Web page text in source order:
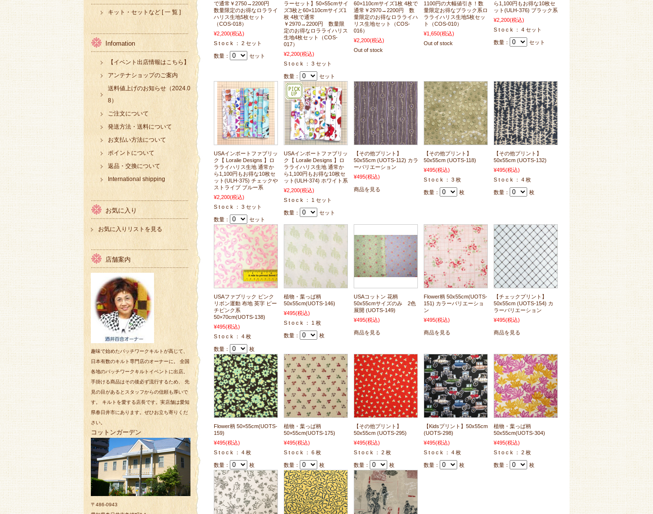
で通常￥2750→2200円
数量限定のお得なロラライ
ハリス生地5枚セット
（COS-018）
¥2,200(税込)
S t o c k ： 2 セット
数量： セット
ラーセット】50×55cmサイ
ズ3枚と60×110cmサイズ1
枚 4枚で通常
￥2970→2200円 数量限
定のお得なロラライハリス
生地4枚セット（COS-
017）
¥2,200(税込)
S t o c k ： 3 セット
数量： セット
60×110cmサイズ1枚 4枚で
通常￥2970→2200円 数
量限定のお得なロラライハ
リス生地セット（COS-
016）
¥2,200(税込)
Out of stock
1100円の大幅値引き！数
量限定お得なブラック系ロ
ラライハリス生地5枚セッ
ト（COS-010）
¥1,650(税込)
Out of stock
ら1,100円もお得な10枚セ
ット(ULH-376) ブラック系
¥2,200(税込)
S t o c k ： 4 セット
数量： セット
USAインポートファブリッ
ク【 Loralie Designs 】ロ
ラライハリス生地 通常か
ら1,100円もお得な10枚セ
ット(ULH-375) チェックや
ストライプ ブルー系
¥2,200(税込)
S t o c k ： 3 セット
数量： セット
USAインポートファブリッ
ク【 Loralie Designs 】ロ
ラライハリス生地 通常か
ら1,100円もお得な10枚セ
ット(ULH-374) ホワイト系
¥2,200(税込)
S t o c k ： 1 セット
数量： セット
【その他プリント】
50x55cm (UOTS-112) カラ
ーバリエーション
¥495(税込)
商品を見る
【その他プリント】
50x55cm (UOTS-118)
¥495(税込)
S t o c k ： 3 枚
数量： 枚
【その他プリント】
50x55cm (UOTS-132)
¥495(税込)
S t o c k ： 4 枚
数量： 枚
USAファブリック ピンク
リボン運動 布地 英字 ピー
チピンク系
50×70cm(UOTS-138)
¥495(税込)
S t o c k ： 4 枚
数量： 枚
植物・葉っぱ柄
50x55cm(UOTS-146)
¥495(税込)
S t o c k ： 1 枚
数量： 枚
USAコットン 花柄
50x55cmサイズのみ 2色
展開 (UOTS-149)
¥495(税込)
商品を見る
Flower柄 50x55cm(UOTS-
151) カラーバリエーショ
ン
¥495(税込)
商品を見る
【チェックプリント】
50x55cm (UOTS-154) カ
ラーバリエーション
¥495(税込)
商品を見る
Flower柄 50×55cm(UOTS-
159)
¥495(税込)
S t o c k ： 4 枚
数量： 枚
植物・葉っぱ柄
50×55cm(UOTS-175)
¥495(税込)
S t o c k ： 6 枚
数量： 枚
【その他プリント】
50x55cm (UOTS-295)
¥495(税込)
S t o c k ： 2 枚
数量： 枚
【Kidsプリント】50x55cm
(UOTS-298)
¥495(税込)
S t o c k ： 4 枚
数量： 枚
植物・葉っぱ柄
50x55cm(UOTS-304)
¥495(税込)
S t o c k ： 2 枚
数量： 枚
キット・セットなど [ 一 覧 ]
Infomation
【イベント出店情報はこちら】
アンテナショップのご案内
送料値上げのお知らせ（2024.0
8）
ご注文について
発送方法・送料について
お支払い方法について
ポイントについて
返品・交換について
International shipping
お気に入り
お気に入りリストを見る
店舗案内
趣味で始めたパッチワークキルトが高じて、
日本有数のキルト専門店のオーナーに。 全国
各地のパッチワークキルトイベントに出店。
手掛ける商品はその後必ず流行するため、 先
見の目があるとスタッフからの信頼も厚いで
す。 キルトを愛する店長です。実店舗は愛知
県春日井市にあります。ぜひお立ち寄りくだ
さい。
コットンガーデン
〒486-0943